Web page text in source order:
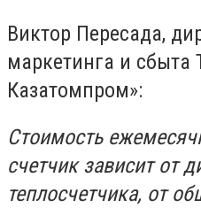
Виктор Пересада,
маркетинга и
Казатомпром»:
Стоимость
счетчик зависит от
теплосчетчика, от